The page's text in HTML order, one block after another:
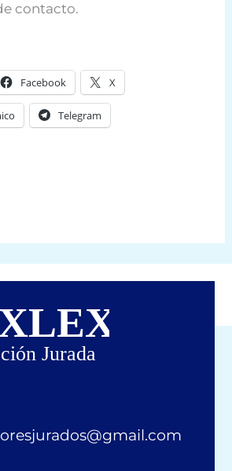
contacto.
Facebook X
Telegram